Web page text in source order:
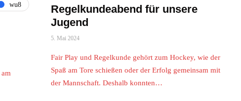
wu8
Regelkundeabend für unsere
Jugend
5. Mai 2024
Fair Play und Regelkunde gehört zum Hockey, wie der
Spaß am Tore schießen oder der Erfolg gemeinsam mit
der Mannschaft. Deshalb konnten…